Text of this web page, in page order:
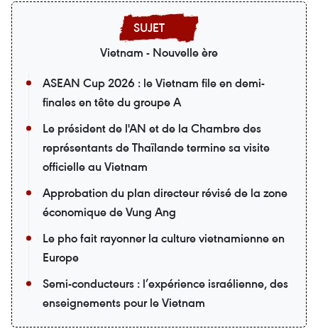
Vietnam - Nouvelle ère
ASEAN Cup 2026 : le Vietnam file en demi-
finales en tête du groupe A
Le président de l'AN et de la Chambre des
représentants de Thaïlande termine sa visite
officielle au Vietnam
Approbation du plan directeur révisé de la zone
économique de Vung Ang
Le pho fait rayonner la culture vietnamienne en
Europe
Semi-conducteurs : l’expérience israélienne, des
enseignements pour le Vietnam